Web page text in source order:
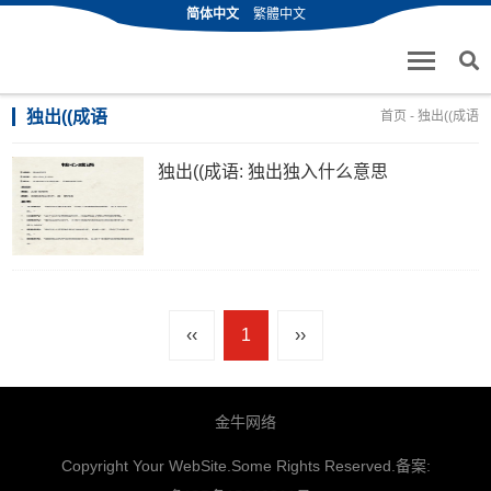
简体中文 繁體中文
独出((成语 首页 - 独出((成语
独出((成语: 独出独入什么意思
‹‹ 1 ››
金牛网络
Copyright Your WebSite.Some Rights Reserved.备案: